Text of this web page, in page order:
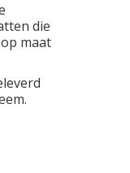
die
maat